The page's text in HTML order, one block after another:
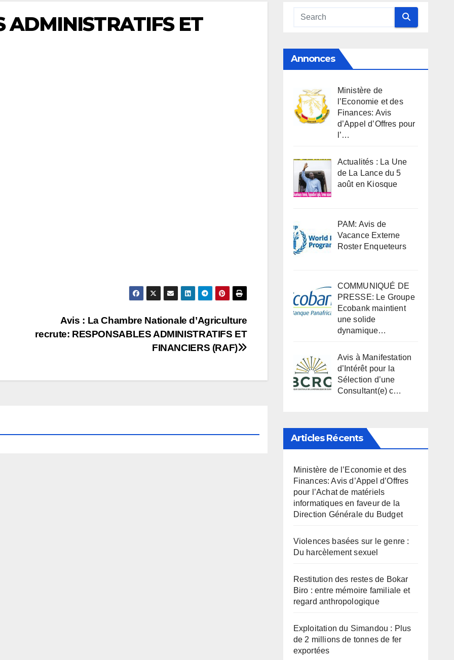
ADMINISTRATIFS ET
Avis : La Chambre Nationale d’Agriculture
recrute: RESPONSABLES ADMINISTRATIFS ET
FINANCIERS (RAF)
Annonces
Ministère de
l’Economie et des
Finances: Avis
d’Appel d’Offres pour
l’…
Actualités : La Une
de La Lance du 5
août en Kiosque
PAM: Avis de
Vacance Externe
Roster Enqueteurs
COMMUNIQUÉ DE
PRESSE: Le Groupe
Ecobank maintient
une solide
dynamique…
Avis à Manifestation
d’Intérêt pour la
Sélection d’une
Consultant(e) c…
Articles Récents
Ministère de l’Economie et des
Finances: Avis d’Appel d’Offres
pour l’Achat de matériels
informatiques en faveur de la
Direction Générale du Budget
Violences basées sur le genre :
Du harcèlement sexuel
Restitution des restes de Bokar
Biro : entre mémoire familiale et
regard anthropologique
Exploitation du Simandou : Plus
de 2 millions de tonnes de fer
exportées